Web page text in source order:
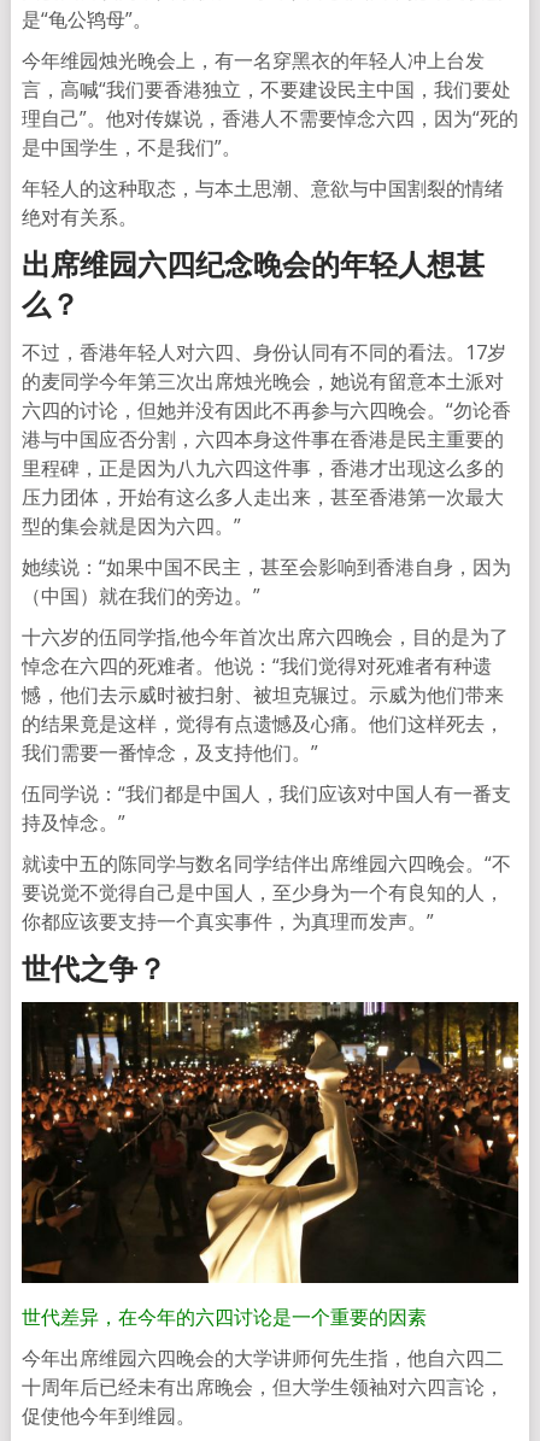
是“龟公鸨母”。
今年维园烛光晚会上，有一名穿黑衣的年轻人冲上台发
言，高喊“我们要香港独立，不要建设民主中国，我们要处
理自己”。他对传媒说，香港人不需要悼念六四，因为“死的
是中国学生，不是我们”。
年轻人的这种取态，与本土思潮、意欲与中国割裂的情绪
绝对有关系。
出席维园六四纪念晚会的年轻人想甚
么？
不过，香港年轻人对六四、身份认同有不同的看法。17岁
的麦同学今年第三次出席烛光晚会，她说有留意本土派对
六四的讨论，但她并没有因此不再参与六四晚会。“勿论香
港与中国应否分割，六四本身这件事在香港是民主重要的
里程碑，正是因为八九六四这件事，香港才出现这么多的
压力团体，开始有这么多人走出来，甚至香港第一次最大
型的集会就是因为六四。”
她续说：“如果中国不民主，甚至会影响到香港自身，因为
（中国）就在我们的旁边。”
十六岁的伍同学指,他今年首次出席六四晚会，目的是为了
悼念在六四的死难者。他说：“我们觉得对死难者有种遗
憾，他们去示威时被扫射、被坦克辗过。示威为他们带来
的结果竟是这样，觉得有点遗憾及心痛。他们这样死去，
我们需要一番悼念，及支持他们。”
伍同学说：“我们都是中国人，我们应该对中国人有一番支
持及悼念。”
就读中五的陈同学与数名同学结伴出席维园六四晚会。“不
要说觉不觉得自己是中国人，至少身为一个有良知的人，
你都应该要支持一个真实事件，为真理而发声。”
世代之争？
世代差异，在今年的六四讨论是一个重要的因素
今年出席维园六四晚会的大学讲师何先生指，他自六四二
十周年后已经未有出席晚会，但大学生领袖对六四言论，
促使他今年到维园。